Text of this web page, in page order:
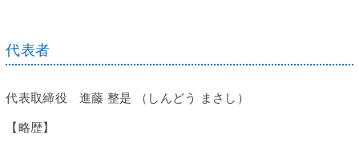
代表者
代表取締役 進藤 整是 （しんどう まさし）
【略歴】